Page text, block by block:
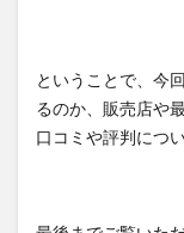
ということで、今
るのか、販売店や
口コミや評判につ